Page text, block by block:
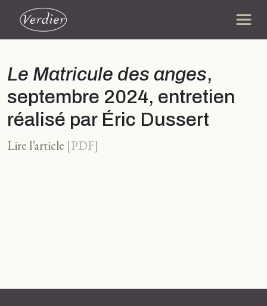
Le Matricule des anges,
septembre 2024, entretien
réalisé par Éric Dussert
Lire l’article